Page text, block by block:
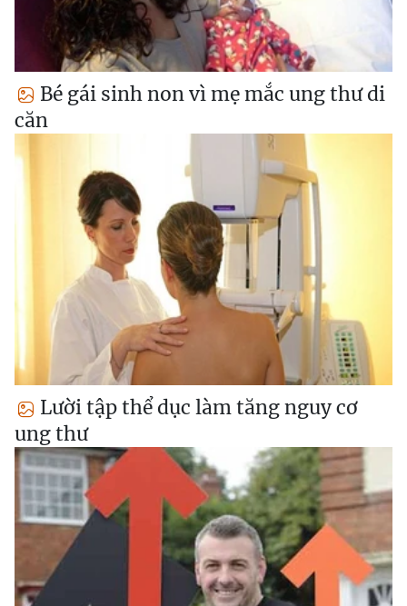
Bé gái sinh non vì mẹ mắc ung thư di
căn
Lười tập thể dục làm tăng nguy cơ
ung thư